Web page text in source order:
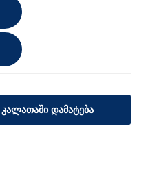
ᲙᲐᲚᲐᲗᲐᲨᲘ ᲓᲐᲛᲐᲢᲔᲑᲐ